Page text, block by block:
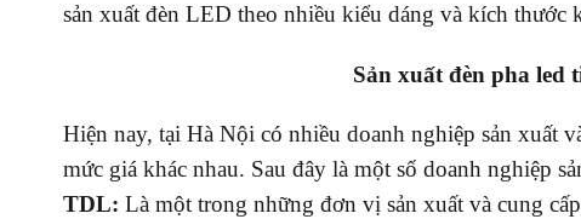
sản xuất đèn LED theo nhiều kiểu dáng và kích thước
Sản xuất đèn pha led
Hiện nay, tại Hà Nội có nhiều doanh nghiệp sản xuất
mức giá khác nhau. Sau đây là một số doanh nghiệp
TDL: Là một trong những đơn vị sản xuất và cung